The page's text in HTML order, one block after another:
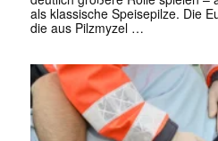
als klassische Speisepilze. Die
die aus Pilzmyzel …